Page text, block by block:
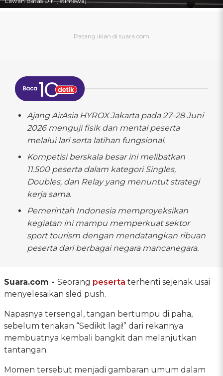
Ajang AirAsia HYROX Jakarta pada 27–28 Juni
2026 menguji fisik dan mental peserta
melalui lari serta latihan fungsional.
Kompetisi berskala besar ini melibatkan
11.500 peserta dalam kategori Singles,
Doubles, dan Relay yang menuntut strategi
kerja sama.
Pemerintah Indonesia memproyeksikan
kegiatan ini mampu memperkuat sektor
sport tourism dengan mendatangkan ribuan
peserta dari berbagai negara mancanegara.
Suara.com - Seorang peserta terhenti sejenak usai
menyelesaikan sled push.
Napasnya tersengal, tangan bertumpu di paha,
sebelum teriakan “Sedikit lagi!” dari rekannya
membuatnya kembali bangkit dan melanjutkan
tantangan.
Momen tersebut menjadi gambaran umum dalam